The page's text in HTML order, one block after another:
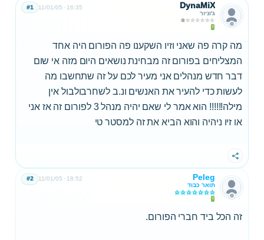
DynaMiX
ג'וניור
11/01/05 16:35
#1
מה קרה פה שאני וזיו השקענו פה הפורום היה אחד
המצליחים בפורום זה מבחינת נושאים היום מזה אי שום
דבר חדש מנהלים אני מעיר לכם על זה שתחשבו מה
לעשות כדי להעיר את האנשים ונ.ב לשחרבולבול אין
מילה!!!!!! הוא אמר לי שאם יהיה מנהל 3 לפורום זה אז אני
או זיו ניהיה והוא הביא את זה למסטר טי
שתף
Peleg
תואר כבוד
11/01/05 18:52
#2
זה הכל ביד חברי הפורום.